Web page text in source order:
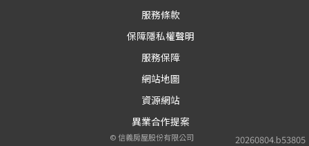
20260804.b53805
服務條款
保障隱私權聲明
服務保障
網站地圖
資源網站
異業合作提案
©信義房屋股份有限公司